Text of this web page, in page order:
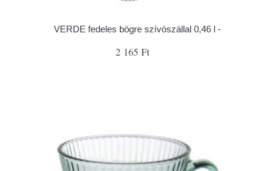
VERDE fedeles bögre szívószállal 0,46 l -
2 165 Ft